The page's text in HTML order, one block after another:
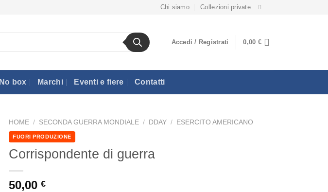
Chi siamo Collezioni private
Accedi / Registrati 0,00 €
No box Marchi Eventi e fiere Contatti
HOME / SECONDA GUERRA MONDIALE / DDAY / ESERCITO AMERICANO
FUORI PRODUZIONE
Corrispondente di guerra
50,00 €